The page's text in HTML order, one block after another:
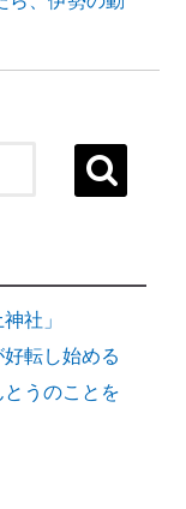
年に２度の
」
社」
好転し始める
うのことを